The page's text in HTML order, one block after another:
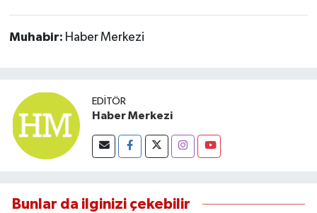
Muhabir: Haber Merkezi
EDITÖR
Haber Merkezi
Bunlar da ilginizi çekebilir